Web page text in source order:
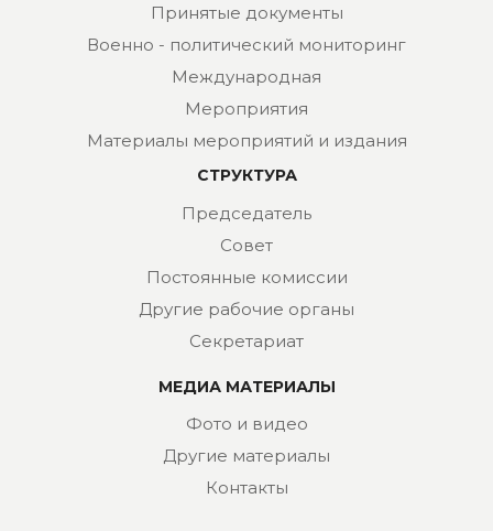
Принятые документы
Военно - политический мониторинг
Международная
Мероприятия
Материалы мероприятий и издания
СТРУКТУРА
Председатель
Совет
Постоянные комиссии
Другие рабочие органы
Секретариат
МЕДИА МАТЕРИАЛЫ
Фото и видео
Другие материалы
Контакты